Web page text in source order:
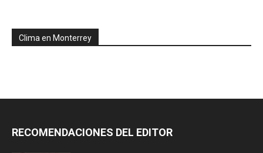
Clima en Monterrey
RECOMENDACIONES DEL EDITOR